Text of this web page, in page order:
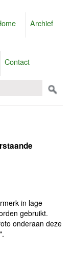
Archief
Contact
in lage
gebruikt.
onderaan deze